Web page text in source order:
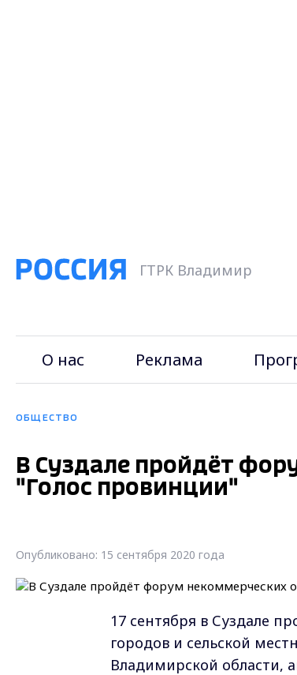
ГТРК Владимир
О нас Реклама
ОБЩЕСТВО
В Суздале пройдёт
"Голос провинции"
Опубликовано: 15 сентября 2020 года
17 сентября в Суздале
городов и сельской
Владимирской области,